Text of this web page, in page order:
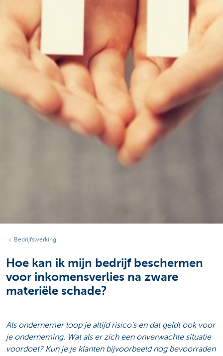
Bedrijfswerking
Hoe kan ik mijn bedrijf beschermen
voor inkomensverlies na zware
materiële schade?
Als ondernemer loop je altijd risico’s en dat geldt ook voor
je onderneming. Wat als er zich een onverwachte situatie
voordoet? Kun je je klanten bijvoorbeeld nog bevoorraden